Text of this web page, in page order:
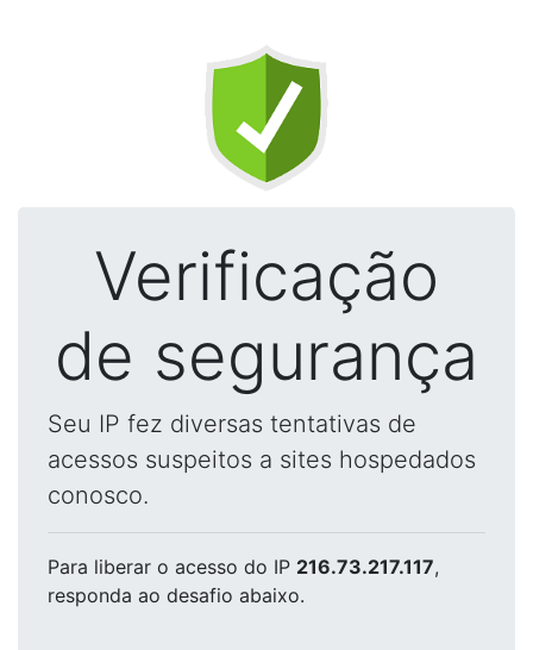
Verificação
de segurança
Seu IP fez diversas tentativas de
acessos suspeitos a sites hospedados
conosco.
Para liberar o acesso do IP 216.73.217.117,
responda ao desafio abaixo.